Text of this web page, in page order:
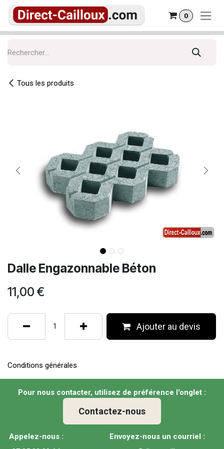
Se rendre au contenu
0
Tous les produits
Dalle Engazonnable Béton
11,00 €
Ajouter au devis
Conditions générales
Pour nous contacter, utilisez de préférence l'onglet :
Contactez-nous
Appelez-nous :
Envoyez-nous un courriel :